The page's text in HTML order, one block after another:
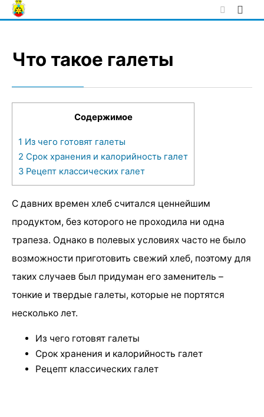
Skip
to
Что такое галеты
Содержимое
1 Из чего готовят галеты
2 Срок хранения и калорийность галет
3 Рецепт классических галет
С давних времен хлеб считался ценнейшим
продуктом, без которого не проходила ни одна
трапеза. Однако в полевых условиях часто не было
возможности приготовить свежий хлеб, поэтому для
таких случаев был придуман его заменитель –
тонкие и твердые галеты, которые не портятся
несколько лет.
Из чего готовят галеты
Срок хранения и калорийность галет
Рецепт классических галет